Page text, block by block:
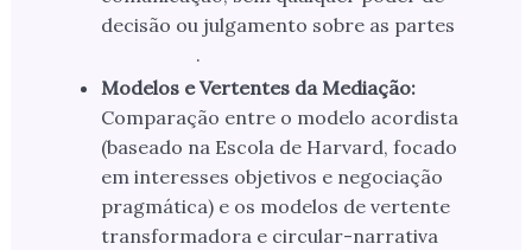
decisão ou julgamento sobre as partes
.
Modelos e Vertentes da Mediação:
Comparação entre o modelo acordista
(baseado na Escola de Harvard, focado
em interesses objetivos e negociação
pragmática) e os modelos de vertente
transformadora e circular-narrativa